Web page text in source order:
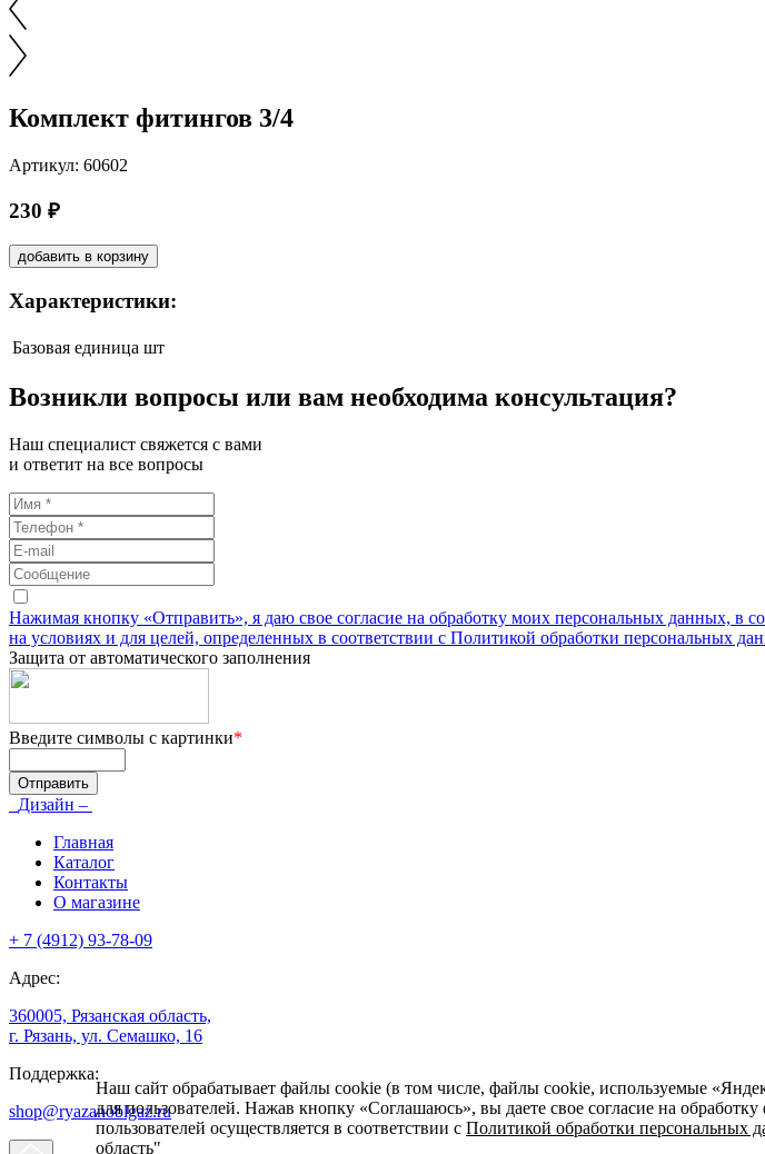
Комплект фитингов 3/4
Артикул: 60602
230 ₽
добавить в корзину
Характеристики:
Базовая единица шт
Возникли вопросы или вам необходима консультация?
Наш специалист свяжется с вами
и ответит на все вопросы
Нажимая кнопку «Отправить», я даю свое согласие на обработку моих персональных данных,
на условиях и для целей, определенных в соответствии с Политикой обработки персональных
Защита от автоматического заполнения
Введите символы с картинки*
Дизайн –
Главная
Каталог
Контакты
О магазине
+ 7 (4912) 93-78-09
Адрес:
360005, Рязанская область,
г. Рязань, ул. Семашко, 16
Поддержка:
shop@ryazanoblgaz.ru
Наш сайт обрабатывает файлы cookie (в том числе, файлы cookie, используемые
для пользователей. Нажав кнопку «Соглашаюсь», вы даете свое согласие на
пользователей осуществляется в соответствии с Политикой обработки персональных
область"